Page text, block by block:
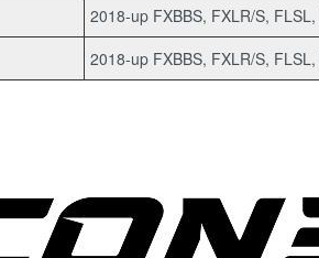
2018-up FXBBS, FXLR/S,
2018-up FXBBS, FXLR/S,